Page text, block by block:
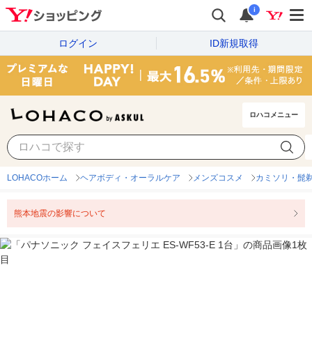
i
ログイン ID新規取得
ロハコメニュー
LOHACOホーム ヘアボディ・オーラルケア メンズコスメ カミソリ・髭
熊本地震の影響について